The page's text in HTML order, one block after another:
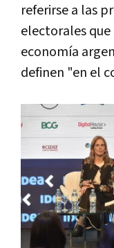
referirse a las
electorales
economía
definen "en el